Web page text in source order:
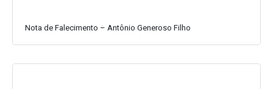
Nota de Falecimento – Antônio Generoso Filho